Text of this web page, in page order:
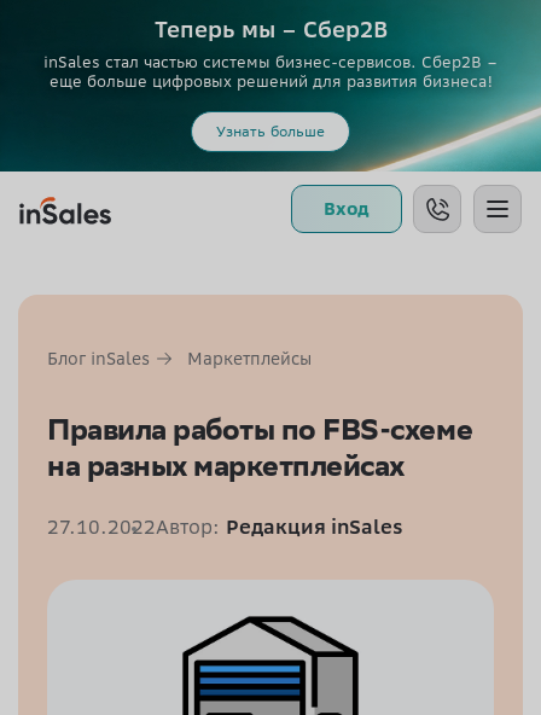
Теперь мы – Сбер2B
inSales стал частью системы бизнес-сервисов. Сбер2В –
еще больше цифровых решений для развития бизнеса!
Узнать больше
Вход
Блог inSales Маркетплейсы
Правила работы по FBS-схеме
на разных маркетплейсах
27.10.2022Автор: Редакция inSales